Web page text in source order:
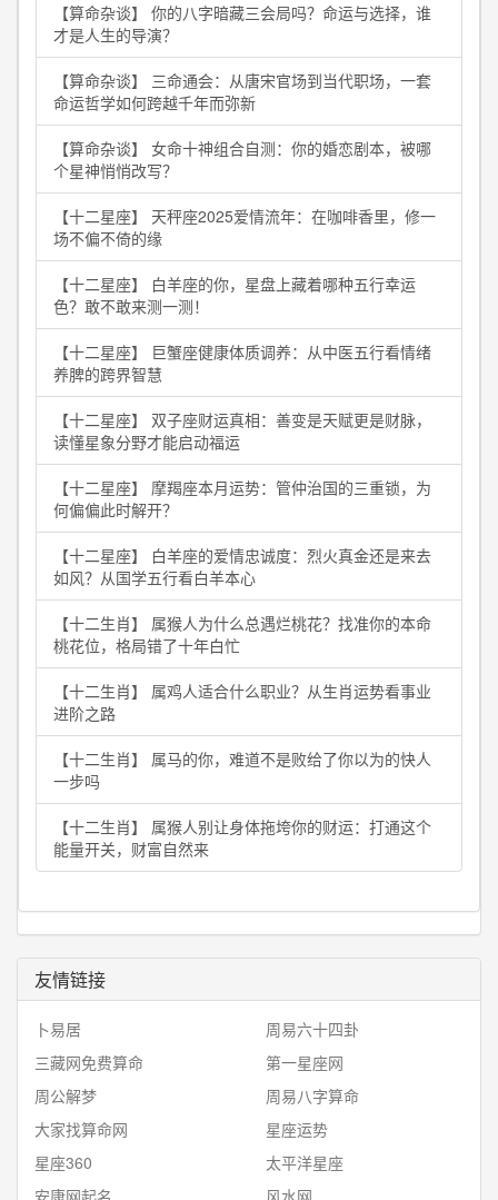
【算命杂谈】 你的八字暗藏三会局吗？命运与选择，谁
才是人生的导演？
【算命杂谈】 三命通会：从唐宋官场到当代职场，一套
命运哲学如何跨越千年而弥新
【算命杂谈】 女命十神组合自测：你的婚恋剧本，被哪
个星神悄悄改写？
【十二星座】 天秤座2025爱情流年：在咖啡香里，修一
场不偏不倚的缘
【十二星座】 白羊座的你，星盘上藏着哪种五行幸运
色？敢不敢来测一测！
【十二星座】 巨蟹座健康体质调养：从中医五行看情绪
养脾的跨界智慧
【十二星座】 双子座财运真相：善变是天赋更是财脉，
读懂星象分野才能启动福运
【十二星座】 摩羯座本月运势：管仲治国的三重锁，为
何偏偏此时解开？
【十二星座】 白羊座的爱情忠诚度：烈火真金还是来去
如风？从国学五行看白羊本心
【十二生肖】 属猴人为什么总遇烂桃花？找准你的本命
桃花位，格局错了十年白忙
【十二生肖】 属鸡人适合什么职业？从生肖运势看事业
进阶之路
【十二生肖】 属马的你，难道不是败给了你以为的快人
一步吗
【十二生肖】 属猴人别让身体拖垮你的财运：打通这个
能量开关，财富自然来
友情链接
卜易居
周易六十四卦
三藏网免费算命
第一星座网
周公解梦
周易八字算命
大家找算命网
星座运势
星座360
太平洋星座
安康网起名
风水网